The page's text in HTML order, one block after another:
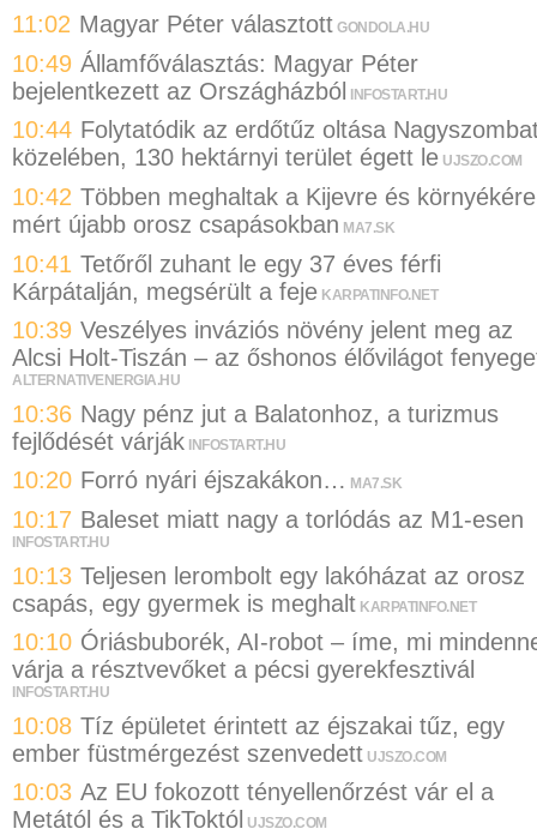
11:02 Magyar Péter választott GONDOLA.HU
10:49 Államfőválasztás: Magyar Péter
bejelentkezett az Országházból INFOSTART.HU
10:44 Folytatódik az erdőtűz oltása
közelében, 130 hektárnyi terület égett le UJSZO.COM
10:42 Többen meghaltak a Kijevre és környékére
mért újabb orosz csapásokban MA7.SK
10:41 Tetőről zuhant le egy 37 éves férfi
Kárpátalján, megsérült a feje KARPATINFO.NET
10:39 Veszélyes inváziós növény jelent meg az
Alcsi Holt-Tiszán – az őshonos élővilágot
ALTERNATIVENERGIA.HU
10:36 Nagy pénz jut a Balatonhoz, a turizmus
fejlődését várják INFOSTART.HU
10:20 Forró nyári éjszakákon… MA7.SK
10:17 Baleset miatt nagy a torlódás az M1-esen
INFOSTART.HU
10:13 Teljesen lerombolt egy lakóházat az orosz
csapás, egy gyermek is meghalt KARPATINFO.NET
10:10 Óriásbuborék, AI-robot – íme, mi
várja a résztvevőket a pécsi gyerekfesztivál
INFOSTART.HU
10:08 Tíz épületet érintett az éjszakai tűz, egy
ember füstmérgezést szenvedett UJSZO.COM
10:03 Az EU fokozott tényellenőrzést vár el a
Metától és a TikToktól UJSZO.COM